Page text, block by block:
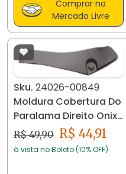
Comprar no
Mercado Livre
Sku. 24026-00849
Moldura Cobertura Do
Paralama Direito Onix
Prisma 24026
R$ 49,90 R$ 44,91
à vista no Boleto (10% OFF)